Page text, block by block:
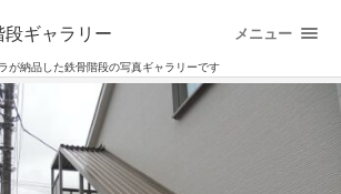
段ギャラリー
が納品した鉄骨階段の写真ギャラリーです
メニュー